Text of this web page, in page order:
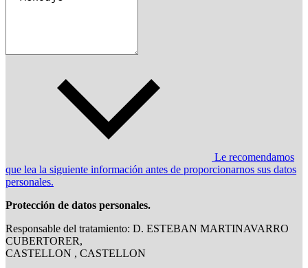
Le recomendamos
que lea la siguiente información antes de proporcionarnos sus datos
personales.
Protección de datos personales.
Responsable del tratamiento: D. ESTEBAN MARTINAVARRO
CUBERTORER,
CASTELLON , CASTELLON